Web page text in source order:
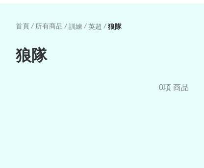
首頁 / 所有商品 / 訓練 / 英超 / 狼隊
狼隊
0項 商品